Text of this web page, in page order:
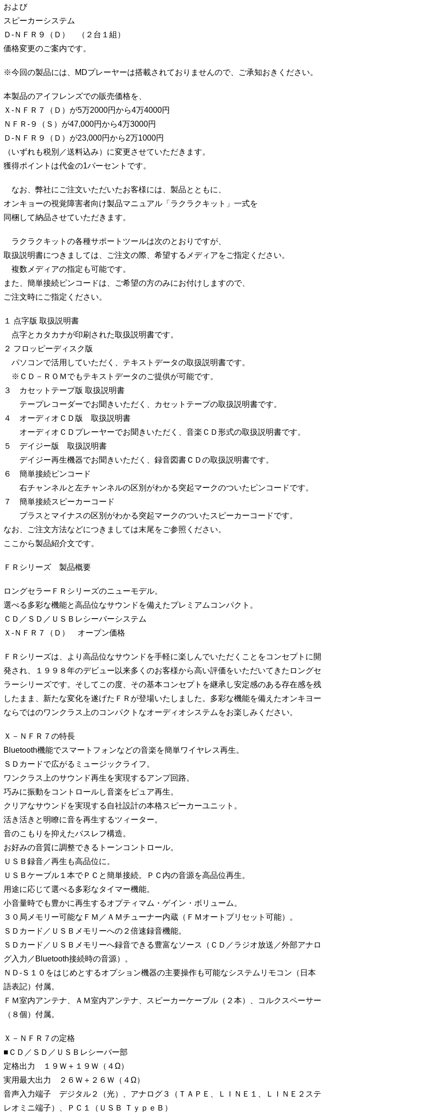
および
スピーカーシステム
Ｄ-ＮＦＲ９（Ｄ） （２台１組）
価格変更のご案内です。
※今回の製品には、MDプレーヤーは搭載されておりませんので、ご承知おきください。
本製品のアイフレンズでの販売価格を、
Ｘ-ＮＦＲ７（Ｄ）が5万2000円から4万4000円
ＮＦＲ-９（Ｓ）が47,000円から4万3000円
Ｄ-ＮＦＲ９（Ｄ）が23,000円から2万1000円
（いずれも税別／送料込み）に変更させていただきます。
獲得ポイントは代金の1パーセントです。
なお、弊社にご注文いただいたお客様には、製品とともに、
オンキョーの視覚障害者向け製品マニュアル「ラクラクキット」一式を
同梱して納品させていただきます。
ラクラクキットの各種サポートツールは次のとおりですが、
取扱説明書につきましては、ご注文の際、希望するメディアをご指定ください。
複数メディアの指定も可能です。
また、簡単接続ピンコードは、ご希望の方のみにお付けしますので、
ご注文時にご指定ください。
１ 点字版 取扱説明書
点字とカタカナが印刷された取扱説明書です。
２ フロッピーディスク版
パソコンで活用していただく、テキストデータの取扱説明書です。
※ＣＤ－ＲＯＭでもテキストデータのご提供が可能です。
３ カセットテープ版 取扱説明書
テープレコーダーでお聞きいただく、カセットテープの取扱説明書です。
４ オーディオＣＤ版 取扱説明書
オーディオＣＤプレーヤーでお聞きいただく、音楽ＣＤ形式の取扱説明書です。
５ デイジー版 取扱説明書
デイジー再生機器でお聞きいただく、録音図書ＣＤの取扱説明書です。
６ 簡単接続ピンコード
右チャンネルと左チャンネルの区別がわかる突起マークのついたピンコードです。
７ 簡単接続スピーカーコード
プラスとマイナスの区別がわかる突起マークのついたスピーカーコードです。
なお、ご注文方法などにつきましては末尾をご参照ください。
ここから製品紹介文です。
ＦＲシリーズ 製品概要
ロングセラーＦＲシリーズのニューモデル。
選べる多彩な機能と高品位なサウンドを備えたプレミアムコンパクト。
ＣＤ／ＳＤ／ＵＳＢレシーバーシステム
Ｘ-ＮＦＲ７（Ｄ） オープン価格
ＦＲシリーズは、より高品位なサウンドを手軽に楽しんでいただくことをコンセプトに開
発され、１９９８年のデビュー以来多くのお客様から高い評価をいただいてきたロングセ
ラーシリーズです。そしてこの度、その基本コンセプトを継承し安定感のある存在感を残
したまま、新たな変化を遂げたＦＲが登場いたしました。多彩な機能を備えたオンキヨー
ならではのワンクラス上のコンパクトなオーディオシステムをお楽しみください。
Ｘ－ＮＦＲ７の特長
Bluetooth機能でスマートフォンなどの音楽を簡単ワイヤレス再生。
ＳＤカードで広がるミュージックライフ。
ワンクラス上のサウンド再生を実現するアンプ回路。
巧みに振動をコントロールし音楽をピュア再生。
クリアなサウンドを実現する自社設計の本格スピーカーユニット。
活き活きと明瞭に音を再生するツィーター。
音のこもりを抑えたバスレフ構造。
お好みの音質に調整できるトーンコントロール。
ＵＳＢ録音／再生も高品位に。
ＵＳＢケーブル１本でＰＣと簡単接続。ＰＣ内の音源を高品位再生。
用途に応じて選べる多彩なタイマー機能。
小音量時でも豊かに再生するオプティマム・ゲイン・ボリューム。
３０局メモリー可能なＦＭ／ＡＭチューナー内蔵（ＦＭオートプリセット可能）。
ＳＤカード／ＵＳＢメモリーへの２倍速録音機能。
ＳＤカード／ＵＳＢメモリーへ録音できる豊富なソース（ＣＤ／ラジオ放送／外部アナロ
グ入力／Bluetooth接続時の音源）。
ＮＤ-Ｓ１０をはじめとするオプション機器の主要操作も可能なシステムリモコン（日本
語表記）付属。
ＦＭ室内アンテナ、ＡＭ室内アンテナ、スピーカーケーブル（２本）、コルクスペーサー
（８個）付属。
Ｘ－ＮＦＲ７の定格
■ＣＤ／ＳＤ／ＵＳＢレシーバー部
定格出力 １９Ｗ＋１９Ｗ（４Ω）
実用最大出力 ２６Ｗ＋２６Ｗ（４Ω）
音声入力端子 デジタル２（光）、アナログ３（ＴＡＰＥ、ＬＩＮＥ１、ＬＩＮＥ２ステ
レオミニ端子）、ＰＣ１（ＵＳＢ ＴｙｐｅＢ）